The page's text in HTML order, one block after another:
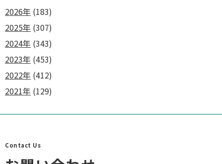
2026年 (183)
2025年 (307)
2024年 (343)
2023年 (453)
2022年 (412)
2021年 (129)
Contact Us